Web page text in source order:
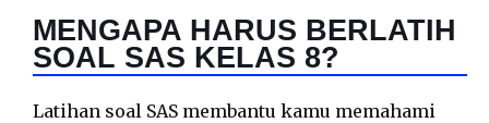
MENGAPA HARUS BERLATIH
SOAL SAS KELAS 8?
Latihan soal SAS membantu kamu memahami